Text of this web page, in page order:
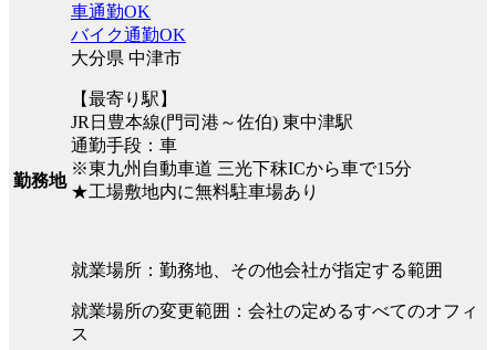
勤務地
車通勤OK
バイク通勤OK
大分県 中津市
【最寄り駅】
JR日豊本線(門司港～佐伯) 東中津駅
通勤手段：車
※東九州自動車道 三光下秣ICから車で15分
★工場敷地内に無料駐車場あり
就業場所：勤務地、その他会社が指定する範囲
就業場所の変更範囲：会社の定めるすべてのオフィ
ス